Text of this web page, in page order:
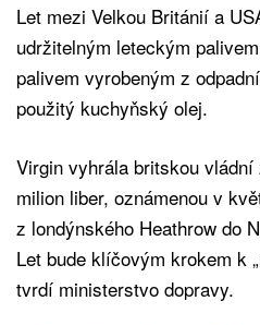
Let mezi Velkou Británií a
udržitelným leteckým
palivem vyrobeným z
použitý kuchyňský olej.
Virgin vyhrála britskou vládní
milion liber, oznámenou v
z londýnského Heathrow do
Let bude klíčovým krokem k
tvrdí ministerstvo dopravy.